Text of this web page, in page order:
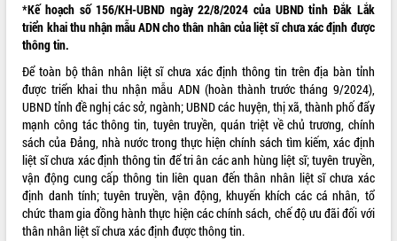
VIDEO
Không có file video nào để phát.
ALBUM ẢNH
*Kế hoạch số 156/KH-UBND ngày 22/8/2024 của UBND tỉnh Đắk Lắk
triển khai thu nhận mẫu ADN cho thân nhân của liệt sĩ chưa xác định được
thông tin.
Để toàn bộ thân nhân liệt sĩ chưa xác định thông tin trên địa bàn tỉnh
được triển khai thu nhận mẫu ADN (hoàn thành trước tháng 9/2024),
UBND tỉnh đề nghị các sở, ngành; UBND các huyện, thị xã, thành phố đẩy
mạnh công tác thông tin, tuyên truyền, quán triệt về chủ trương, chính
sách của Đảng, nhà nước trong thực hiện chính sách tìm kiếm, xác định
liệt sĩ chưa xác định thông tin để tri ân các anh hùng liệt sĩ; tuyên truyền,
vận động cung cấp thông tin liên quan đến thân nhân liệt sĩ chưa xác
định danh tính; tuyên truyền, vận động, khuyến khích các cá nhân, tổ
chức tham gia đồng hành thực hiện các chính sách, chế độ ưu đãi đối với
thân nhân liệt sĩ chưa xác định được thông tin.